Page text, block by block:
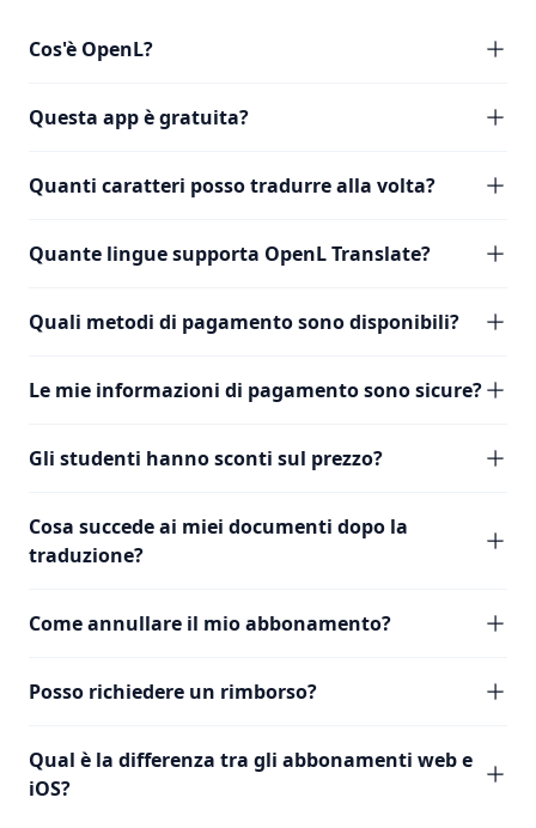
Cos'è OpenL?
Questa app è gratuita?
Quanti caratteri posso tradurre alla volta?
Quante lingue supporta OpenL Translate?
Quali metodi di pagamento sono disponibili?
Le mie informazioni di pagamento sono sicure?
Gli studenti hanno sconti sul prezzo?
Cosa succede ai miei documenti dopo la
traduzione?
Come annullare il mio abbonamento?
Posso richiedere un rimborso?
Qual è la differenza tra gli abbonamenti web e
iOS?